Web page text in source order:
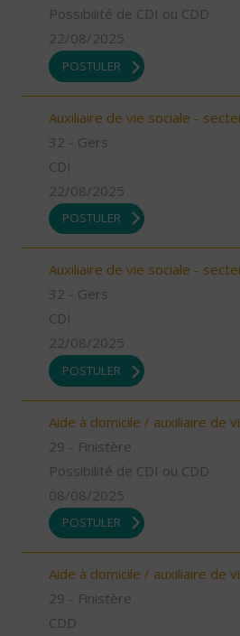
Possibilité de CDI ou CDD
22/08/2025
POSTULER
Auxiliaire de vie sociale -
32 - Gers
CDI
22/08/2025
POSTULER
Auxiliaire de vie sociale -
32 - Gers
CDI
22/08/2025
POSTULER
Aide à domicile / auxiliaire de
29 - Finistère
Possibilité de CDI ou CDD
08/08/2025
POSTULER
Aide à domicile / auxiliaire de
29 - Finistère
CDD